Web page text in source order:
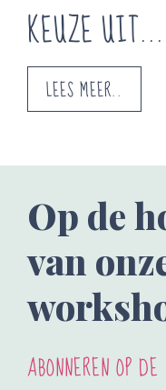
KEUZE UIT...
LEES MEER..
Op de
van
ABONNEREN OP